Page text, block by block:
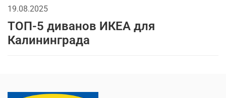
19.08.2025
ТОП-5 диванов ИКЕА для
Калининграда